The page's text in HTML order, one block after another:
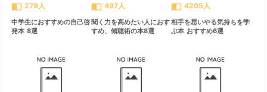
import_contacts 279人
中学生におすすめの自己啓
発本 8選
import_contacts 497人
聞く力を高めたい人におす
すめ、傾聴術の本8選
import_contacts 4205人
相手を思いやる気持ちを学
ぶ本 おすすめ6選